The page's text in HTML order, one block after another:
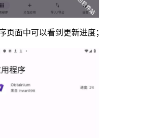
页面中可以看到更新进度；